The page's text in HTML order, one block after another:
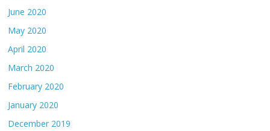
June 2020
May 2020
April 2020
March 2020
February 2020
January 2020
December 2019